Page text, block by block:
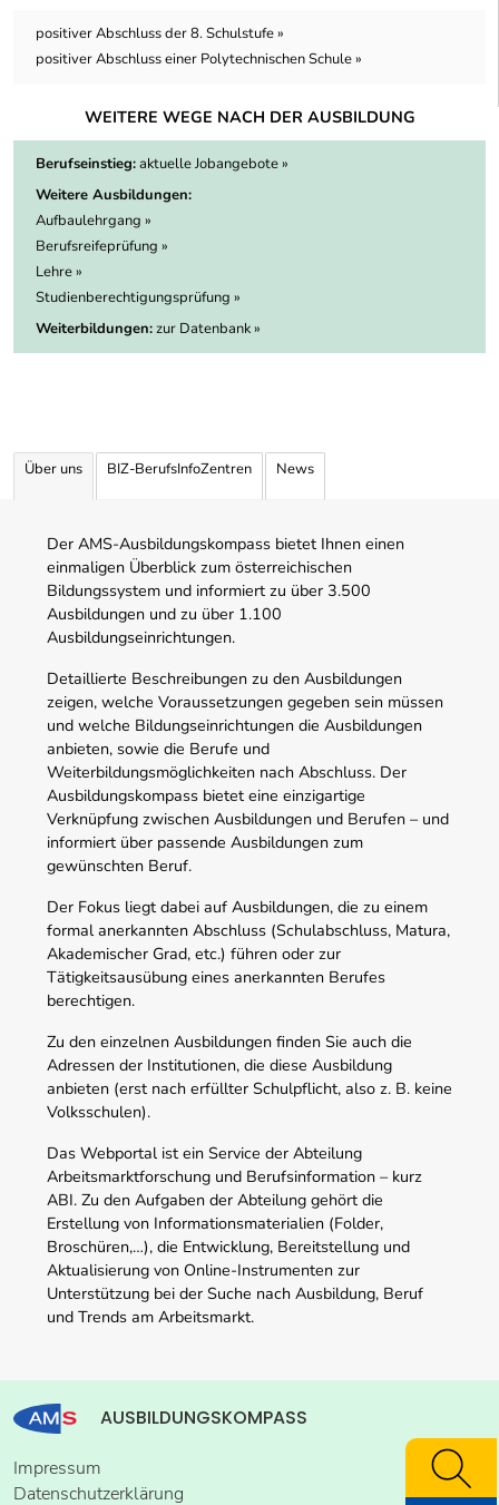
positiver Abschluss der 8. Schulstufe »
positiver Abschluss einer Polytechnischen Schule »
WEITERE WEGE NACH DER AUSBILDUNG
Berufseinstieg:aktuelle Jobangebote »
Weitere Ausbildungen:
Aufbaulehrgang »
Berufsreifeprüfung »
Lehre »
Studienberechtigungsprüfung »
Weiterbildungen:zur Datenbank »
Über uns BIZ-BerufsInfoZentren News
Der AMS-Ausbildungskompass bietet Ihnen einen
einmaligen Überblick zum österreichischen
Bildungssystem und informiert zu über 3.500
Ausbildungen und zu über 1.100
Ausbildungseinrichtungen.
Detaillierte Beschreibungen zu den Ausbildungen
zeigen, welche Voraussetzungen gegeben sein müssen
und welche Bildungseinrichtungen die Ausbildungen
anbieten, sowie die Berufe und
Weiterbildungsmöglichkeiten nach Abschluss. Der
Ausbildungskompass bietet eine einzigartige
Verknüpfung zwischen Ausbildungen und Berufen – und
informiert über passende Ausbildungen zum
gewünschten Beruf.
Der Fokus liegt dabei auf Ausbildungen, die zu einem
formal anerkannten Abschluss (Schulabschluss, Matura,
Akademischer Grad, etc.) führen oder zur
Tätigkeitsausübung eines anerkannten Berufes
berechtigen.
Zu den einzelnen Ausbildungen finden Sie auch die
Adressen der Institutionen, die diese Ausbildung
anbieten (erst nach erfüllter Schulpflicht, also z. B. keine
Volksschulen).
Das Webportal ist ein Service der Abteilung
Arbeitsmarktforschung und Berufsinformation – kurz
ABI. Zu den Aufgaben der Abteilung gehört die
Erstellung von Informationsmaterialien (Folder,
Broschüren,…), die Entwicklung, Bereitstellung und
Aktualisierung von Online-Instrumenten zur
Unterstützung bei der Suche nach Ausbildung, Beruf
und Trends am Arbeitsmarkt.
AUSBILDUNGSKOMPASS
Impressum
Datenschutzerklärung